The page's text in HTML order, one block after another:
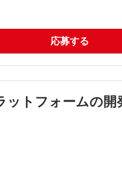
提となります。
応募する
トフォームの開